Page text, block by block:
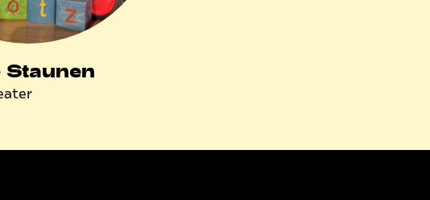
Staunen